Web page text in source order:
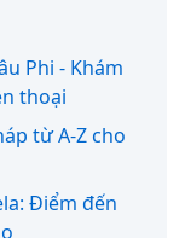
Phi - Khám
thoại
từ A-Z cho
Điểm đến